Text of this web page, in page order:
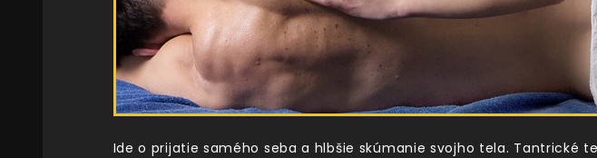
Ide o prijatie samého seba a hlbšie skúmanie svojho tela. Tantrické